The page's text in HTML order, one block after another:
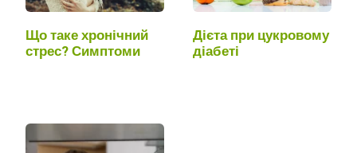
Що таке хронічний
стрес? Симптоми
Дієта при цукровому
діабеті